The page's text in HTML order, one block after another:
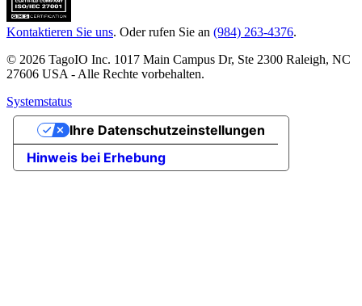
Kontaktieren Sie uns. Oder rufen Sie an (984) 263-4376.
© 2026 TagoIO Inc. 1017 Main Campus Dr, Ste 2300 Raleigh, NC
27606 USA - Alle Rechte vorbehalten.
Systemstatus
Hinweis bei Erhebung
Ihre Datenschutzeinstellungen